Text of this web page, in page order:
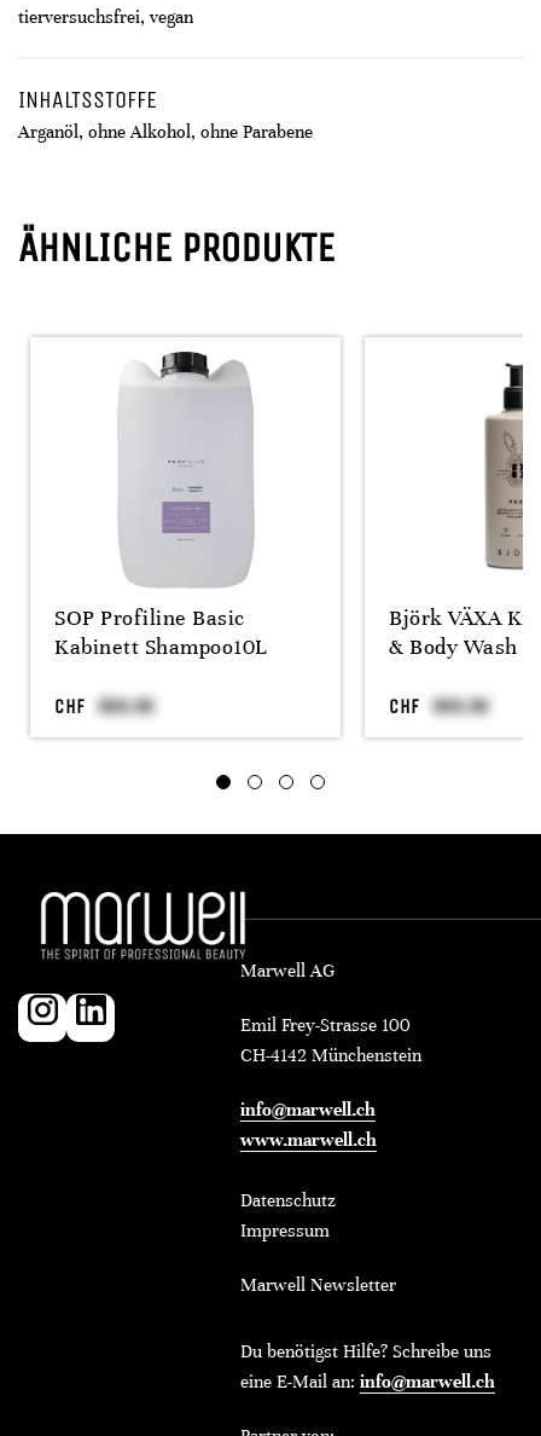
tierversuchsfrei, vegan
INHALTSSTOFFE
Arganöl, ohne Alkohol, ohne Parabene
ÄHNLICHE PRODUKTE
SOP Profiline Basic
Kabinett Shampoo10L
CHF
Björk VÄXA
& Body Wash
CHF
Marwell AG
Emil Frey-Strasse 100
CH-4142 Münchenstein
info@marwell.ch
www.marwell.ch
Datenschutz
Impressum
Marwell Newsletter
Du benötigst Hilfe? Schreibe uns
eine E-Mail an: info@marwell.ch